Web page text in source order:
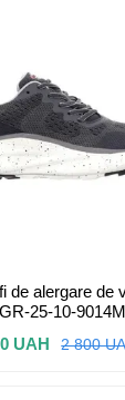
de alergare de
25-10-
2 800
UAH